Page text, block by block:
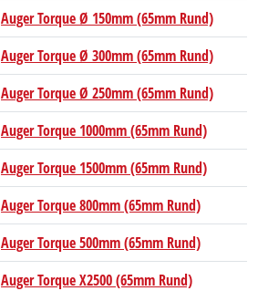
Auger Torque Ø 150mm (65mm Rund)
Auger Torque Ø 300mm (65mm Rund)
Auger Torque Ø 250mm (65mm Rund)
Auger Torque 1000mm (65mm Rund)
Auger Torque 1500mm (65mm Rund)
Auger Torque 800mm (65mm Rund)
Auger Torque 500mm (65mm Rund)
Auger Torque X2500 (65mm Rund)